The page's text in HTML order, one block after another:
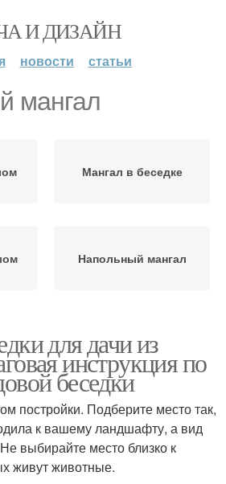
И ДИЗАЙН
новости статьи
мангал
Мангал в беседке
Напольный мангал
для дачи из
инструкция по
беседки
постройки. Подберите место так,
к вашему ландшафту, а вид
выбирайте место близко к
живут животные.